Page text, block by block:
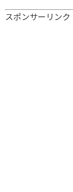
スポンサーリンク